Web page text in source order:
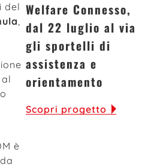
del
,
è
Welfare Connesso,
dal 22 luglio al via
gli sportelli di
assistenza e
orientamento
Scopri progetto